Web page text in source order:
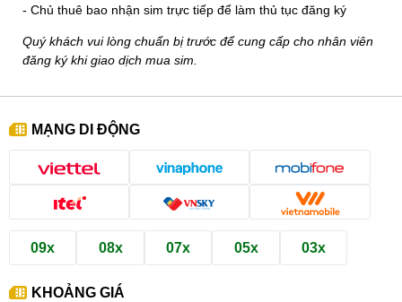
- Chủ thuê bao nhận sim trực tiếp để làm thủ tục đăng ký
Quý khách vui lòng chuẩn bị trước để cung cấp cho nhân viên
đăng ký khi giao dịch mua sim.
MẠNG DI ĐỘNG
09x 08x 07x 05x 03x
KHOẢNG GIÁ